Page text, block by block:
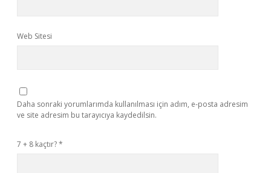
Web Sitesi
Daha sonraki yorumlarımda kullanılması için adım, e-posta adresim
ve site adresim bu tarayıcıya kaydedilsin.
7 + 8 kaçtır?*